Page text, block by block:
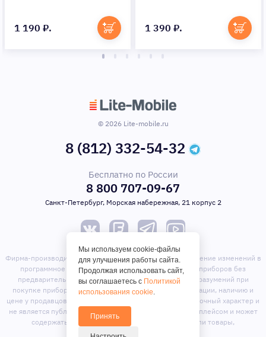
1 190 ₽. 1 390 ₽.
© 2026 Lite-mobile.ru
8 (812) 332-54-32
Бесплатно по России
8 800 707-09-67
Санкт-Петербург, Морская набережная, 21 корпус 2
Фирма-производитель оставляет за собой право на внесение изменений в
программное обеспечение, дизайн и комплектацию приборов без
предварительного уведомления. Во избежание недоразумений при
покупке приборов уточняйте информацию о комплектации, наличию и
цене у продавцов. Вся информация на сайте носит справочный характер и
не является публичной офертой. Сайт является маркет-плейсом и может
содержать предложения сторонних продавцов или товары,
отсутствующие на складе магазина.
Мы используем cookie-файлы
для улучшения работы сайта.
Продолжая использовать сайт,
вы соглашаетесь с Политикой
использования cookie.
Принять